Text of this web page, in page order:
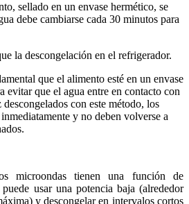
sellado en un envase hermético, se
debe cambiarse cada 30 minutos para
la descongelación en el refrigerador.
que el alimento esté en un envase
evitar que el agua entre en contacto con
con este método, los
y no deben volverse a
microondas tienen una función de
usar una potencia baja (alrededor
y descongelar en intervalos cortos